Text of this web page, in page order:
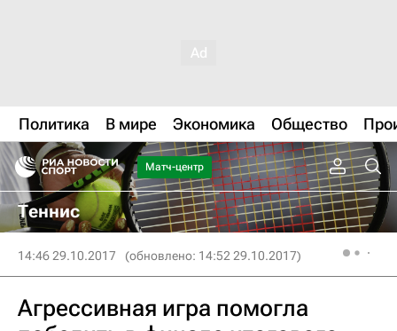
Политика В мире Экономика Общество
Матч-центр
Теннис
14:46 29.10.2017 (обновлено: 14:52 29.10.2017)
Агрессивная игра помогла